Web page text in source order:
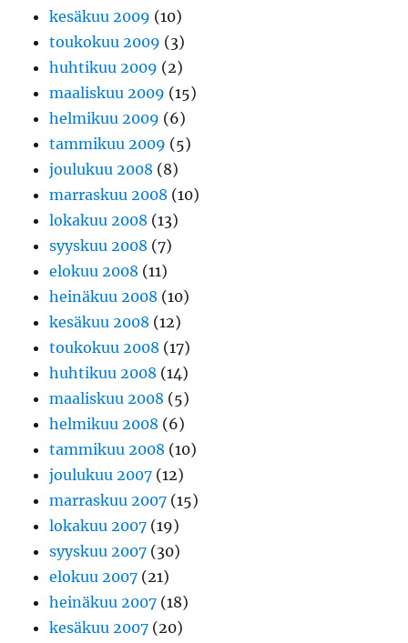
kesäkuu 2009 (10)
toukokuu 2009 (3)
huhtikuu 2009 (2)
maaliskuu 2009 (15)
helmikuu 2009 (6)
tammikuu 2009 (5)
joulukuu 2008 (8)
marraskuu 2008 (10)
lokakuu 2008 (13)
syyskuu 2008 (7)
elokuu 2008 (11)
heinäkuu 2008 (10)
kesäkuu 2008 (12)
toukokuu 2008 (17)
huhtikuu 2008 (14)
maaliskuu 2008 (5)
helmikuu 2008 (6)
tammikuu 2008 (10)
joulukuu 2007 (12)
marraskuu 2007 (15)
lokakuu 2007 (19)
syyskuu 2007 (30)
elokuu 2007 (21)
heinäkuu 2007 (18)
kesäkuu 2007 (20)